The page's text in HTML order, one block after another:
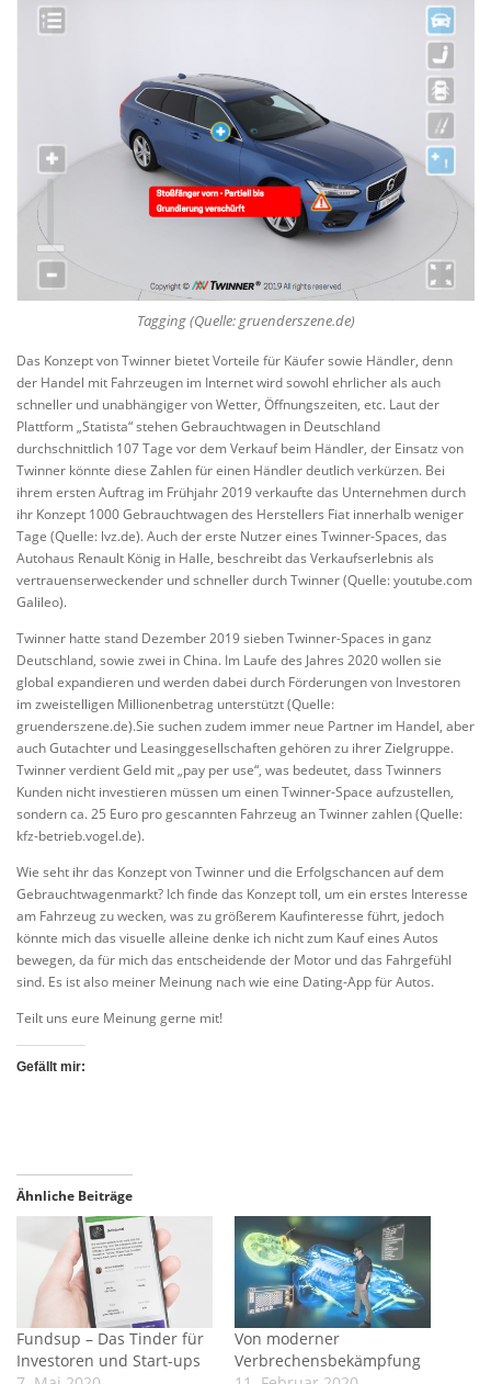
Tagging(Quelle: gruenderszene.de)
Das Konzept von Twinner bietet Vorteile für Käufer sowie Händler, denn
der Handel mit Fahrzeugen im Internet wird sowohl ehrlicher als auch
schneller und unabhängiger von Wetter, Öffnungszeiten, etc. Laut der
Plattform „Statista“ stehen Gebrauchtwagen in Deutschland
durchschnittlich 107 Tage vor dem Verkauf beim Händler, der Einsatz von
Twinner könnte diese Zahlen für einen Händler deutlich verkürzen. Bei
ihrem ersten Auftrag im Frühjahr 2019 verkaufte das Unternehmen durch
ihr Konzept 1000 Gebrauchtwagen des Herstellers Fiat innerhalb weniger
Tage (Quelle: lvz.de). Auch der erste Nutzer eines Twinner-Spaces, das
Autohaus Renault König in Halle, beschreibt das Verkaufserlebnis als
vertrauenserweckender und schneller durch Twinner (Quelle: youtube.com
Galileo).
Twinner hatte stand Dezember 2019 sieben Twinner-Spaces in ganz
Deutschland, sowie zwei in China. Im Laufe des Jahres 2020 wollen sie
global expandieren und werden dabei durch Förderungen von Investoren
im zweistelligen Millionenbetrag unterstützt (Quelle:
gruenderszene.de).Sie suchen zudem immer neue Partner im Handel, aber
auch Gutachter und Leasinggesellschaften gehören zu ihrer Zielgruppe.
Twinner verdient Geld mit „pay per use“, was bedeutet, dass Twinners
Kunden nicht investieren müssen um einen Twinner-Space aufzustellen,
sondern ca. 25 Euro pro gescannten Fahrzeug an Twinner zahlen (Quelle:
kfz-betrieb.vogel.de).
Wie seht ihr das Konzept von Twinner und die Erfolgschancen auf dem
Gebrauchtwagenmarkt? Ich finde das Konzept toll, um ein erstes Interesse
am Fahrzeug zu wecken, was zu größerem Kaufinteresse führt, jedoch
könnte mich das visuelle alleine denke ich nicht zum Kauf eines Autos
bewegen, da für mich das entscheidende der Motor und das Fahrgefühl
sind. Es ist also meiner Meinung nach wie eine Dating-App für Autos.
Teilt uns eure Meinung gerne mit!
Gefällt mir:
Ähnliche Beiträge
Fundsup – Das Tinder für
Investoren und Start-ups
Von moderner
Verbrechensbekämpfung